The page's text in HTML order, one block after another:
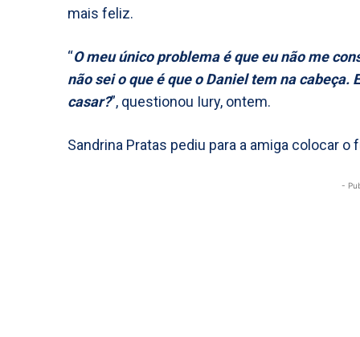
mais feliz.
“O meu único problema é que eu não me
não sei o que é que o Daniel tem na
casar?”, questionou Iury, ontem.
Sandrina Pratas pediu para a amiga colocar o
-